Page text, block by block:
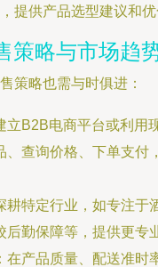
提供产品选型建议和优
策略与市场趋
策略也需与时俱进：
立B2B电商平台或利用
、查询价格、下单支付
耕特定行业，如专注于
后勤保障等，提供更专
：在产品质量、配送准时